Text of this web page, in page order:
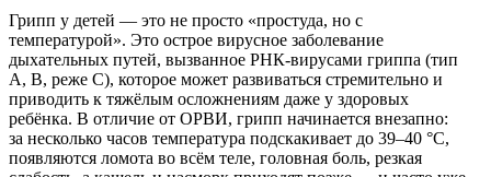
Грипп у детей — это не просто «простуда, но с
температурой». Это острое вирусное заболевание
дыхательных путей, вызванное РНК-вирусами гриппа (тип
A, B, реже C), которое может развиваться стремительно и
приводить к тяжёлым осложнениям даже у здоровых
ребёнка. В отличие от ОРВИ, грипп начинается внезапно:
за несколько часов температура подскакивает до 39–40 °C,
появляются ломота во всём теле, головная боль, резкая